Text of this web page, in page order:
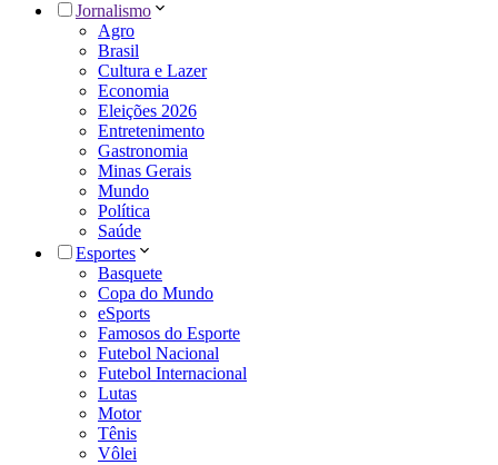
Jornalismo
Agro
Brasil
Cultura e Lazer
Economia
Eleições 2026
Entretenimento
Gastronomia
Minas Gerais
Mundo
Política
Saúde
Esportes
Basquete
Copa do Mundo
eSports
Famosos do Esporte
Futebol Nacional
Futebol Internacional
Lutas
Motor
Tênis
Vôlei